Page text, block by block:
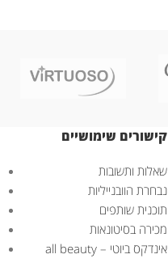
קישורים שימושיים
שאלות ותשובות
נבחרת הוובנייליות
תוכנית שותפים
מכירה בסיטונאות
אינדקס ביוטי – all beauty